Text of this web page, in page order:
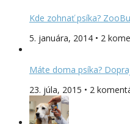
Kde zohnať psíka?
5. januára, 2014 • 2
Máte doma psíka?
23. júla, 2015 • 2